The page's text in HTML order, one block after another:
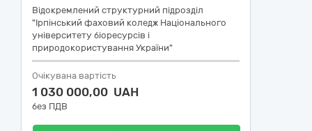
Відокремлений структурний підрозділ
"Ірпінський фаховий коледж Національного
університету біоресурсів і
природокористування України"
Очікувана вартість
1 030 000,00 UAH
без ПДВ